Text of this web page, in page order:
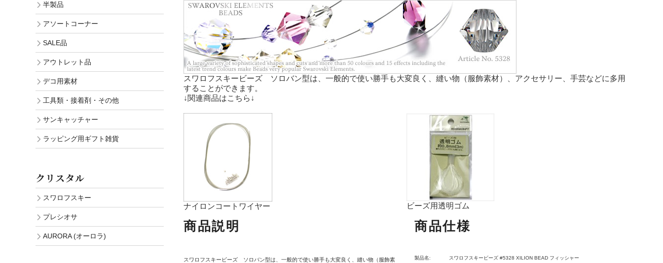
スワロフスキービーズ ソロバン型は、一般的で使い勝手も大変良く、縫い物（服飾素材）、アクセサリー、手芸などに多用
することができます。
↓関連商品はこちら↓
ナイロンコートワイヤー ビーズ用透明ゴム
商品説明
スワロフスキービーズ ソロバン型は、一般的で使い勝手も大変良く、縫い物（服飾素
商品仕様
製品名: スワロフスキービーズ #5328 XILION BEAD フィッシャー
半製品
アソートコーナー
SALE品
アウトレット品
デコ用素材
工具類・接着剤・その他
サンキャッチャー
ラッピング用ギフト雑貨
クリスタル
スワロフスキー
プレシオサ
AURORA (オーロラ)